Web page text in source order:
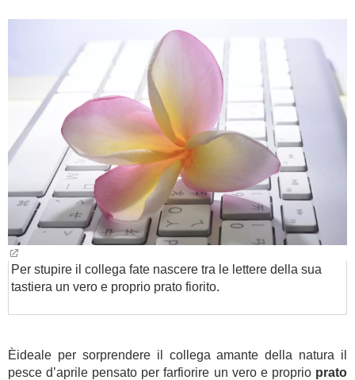
Per stupire il collega fate nascere tra le lettere della sua
tastiera un vero e proprio prato fiorito.
Èideale per sorprendere il collega amante della natura il
pesce d’aprile pensato per farfiorire un vero e proprio prato